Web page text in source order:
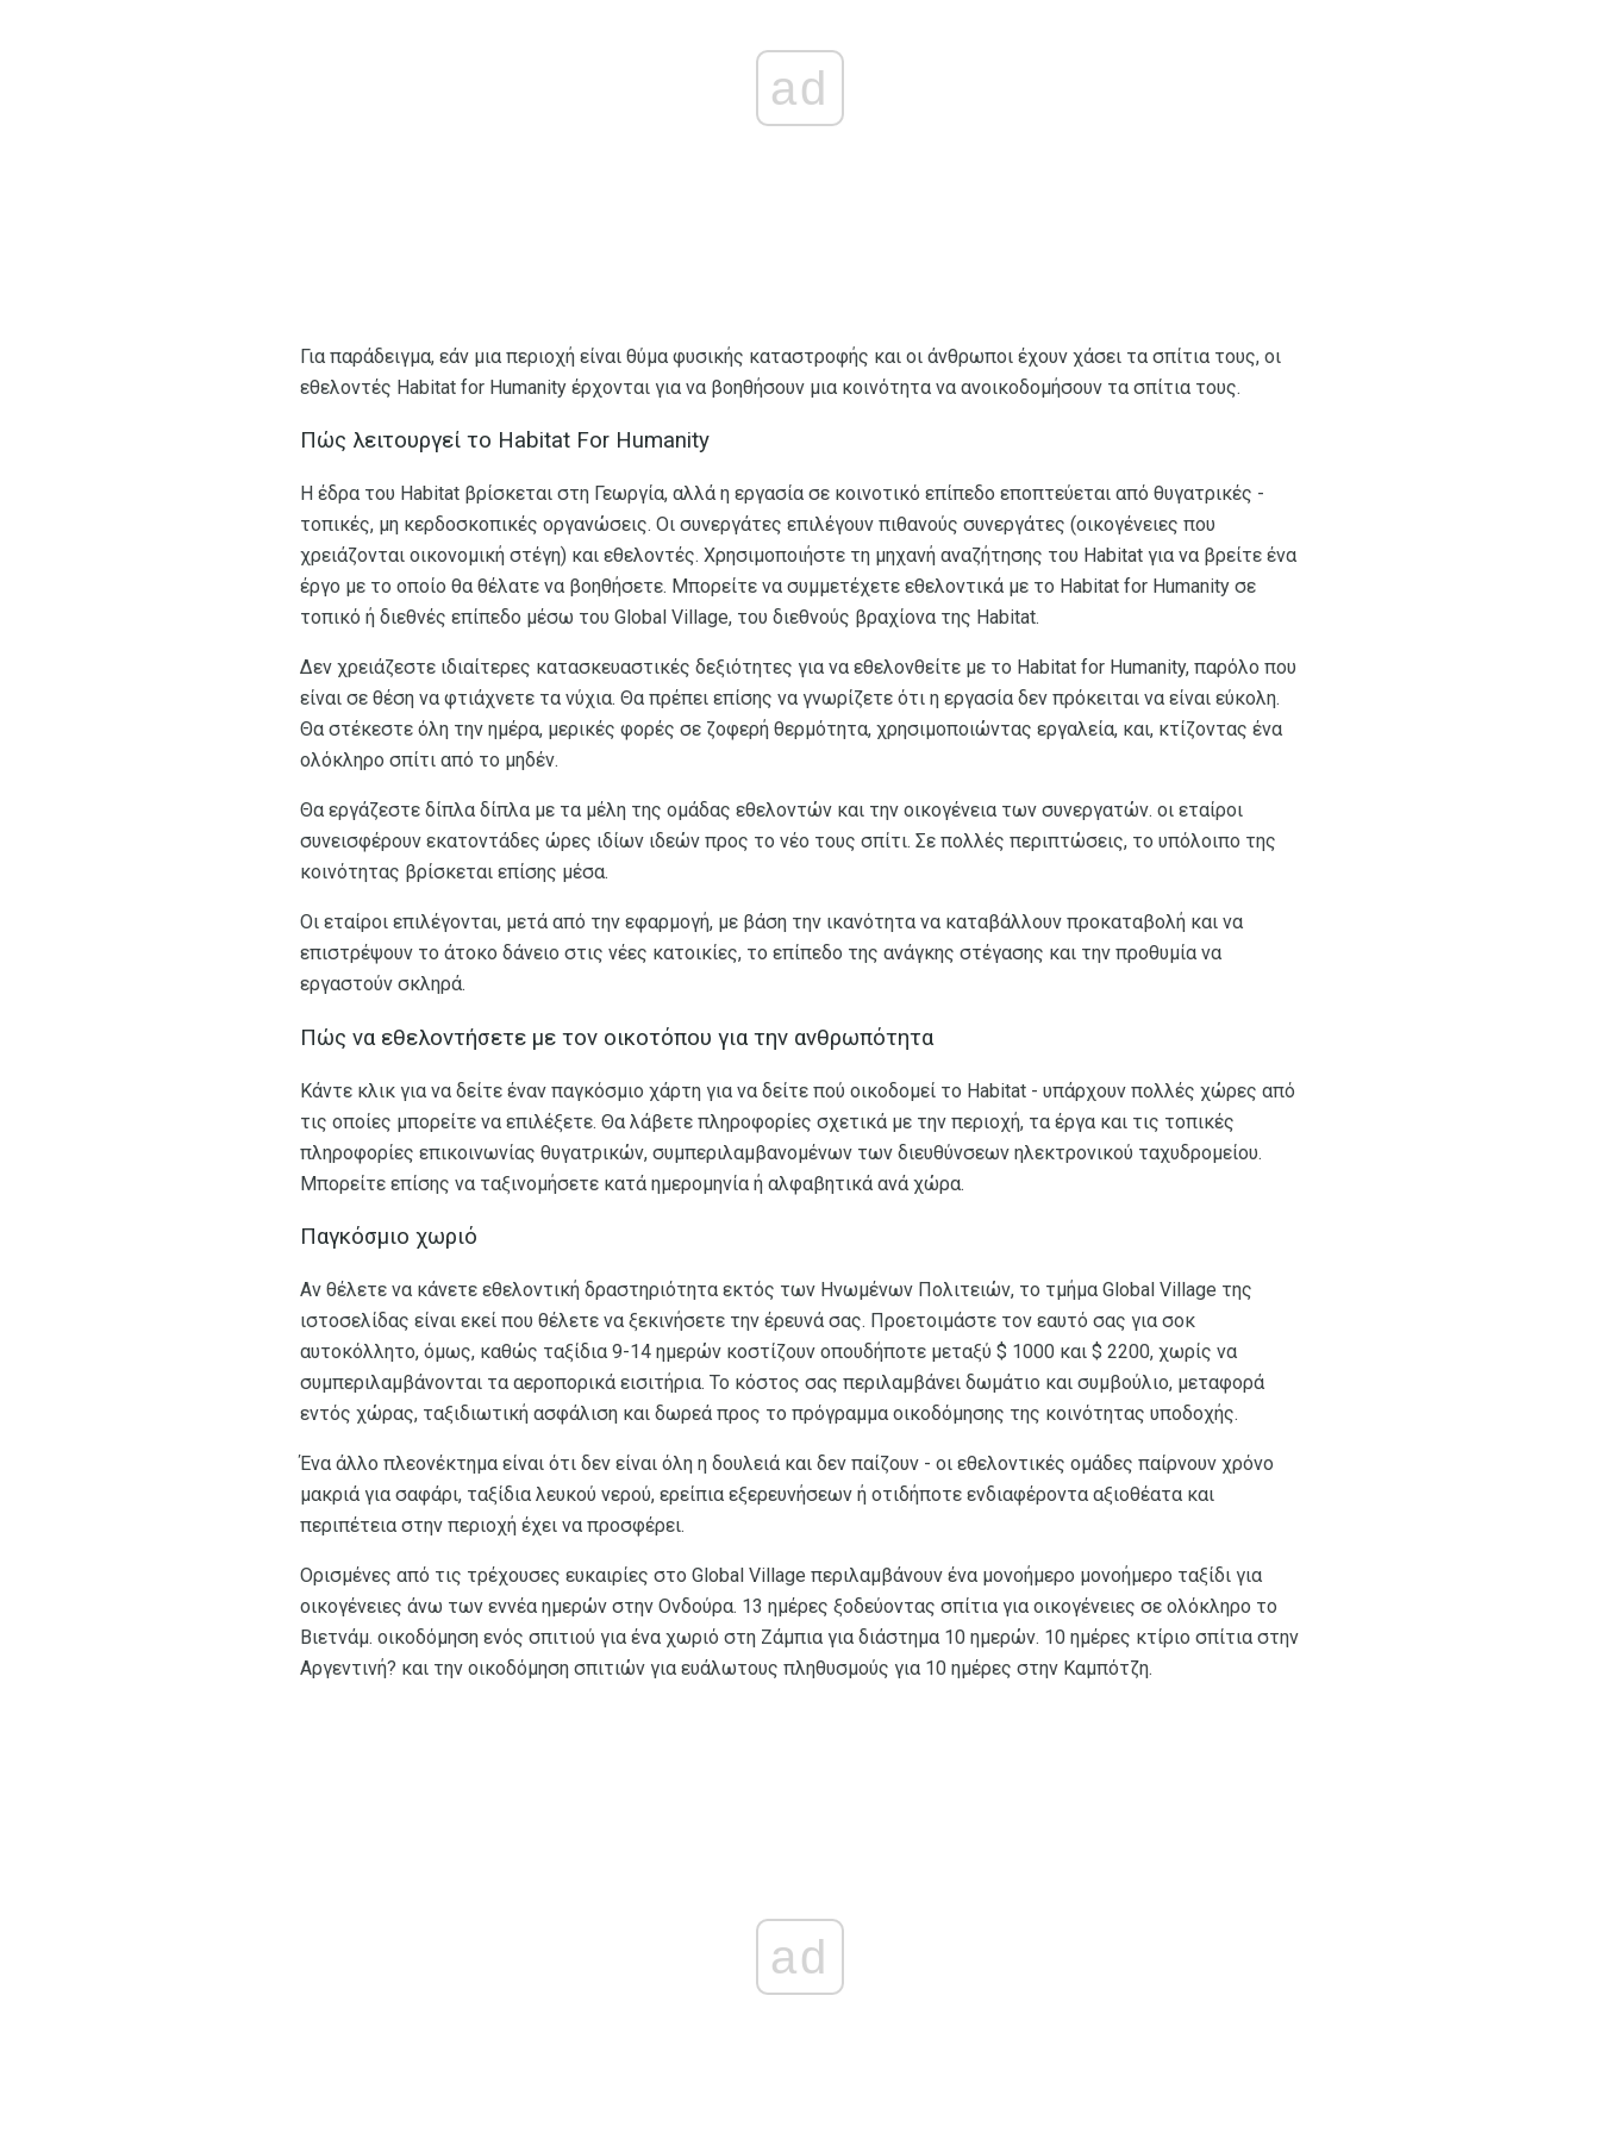
ad
Για παράδειγμα, εάν μια περιοχή είναι θύμα φυσικής καταστροφής και οι άνθρωποι έχουν χάσει τα σπίτια τους, οι
εθελοντές Habitat for Humanity έρχονται για να βοηθήσουν μια κοινότητα να ανοικοδομήσουν τα σπίτια τους.
Πώς λειτουργεί το Habitat For Humanity
Η έδρα του Habitat βρίσκεται στη Γεωργία, αλλά η εργασία σε κοινοτικό επίπεδο εποπτεύεται από θυγατρικές -
τοπικές, μη κερδοσκοπικές οργανώσεις. Οι συνεργάτες επιλέγουν πιθανούς συνεργάτες (οικογένειες που
χρειάζονται οικονομική στέγη) και εθελοντές. Χρησιμοποιήστε τη μηχανή αναζήτησης του Habitat για να βρείτε ένα
έργο με το οποίο θα θέλατε να βοηθήσετε. Μπορείτε να συμμετέχετε εθελοντικά με το Habitat for Humanity σε
τοπικό ή διεθνές επίπεδο μέσω του Global Village, του διεθνούς βραχίονα της Habitat.
Δεν χρειάζεστε ιδιαίτερες κατασκευαστικές δεξιότητες για να εθελονθείτε με το Habitat for Humanity, παρόλο που
είναι σε θέση να φτιάχνετε τα νύχια. Θα πρέπει επίσης να γνωρίζετε ότι η εργασία δεν πρόκειται να είναι εύκολη.
Θα στέκεστε όλη την ημέρα, μερικές φορές σε ζοφερή θερμότητα, χρησιμοποιώντας εργαλεία, και, κτίζοντας ένα
ολόκληρο σπίτι από το μηδέν.
Θα εργάζεστε δίπλα δίπλα με τα μέλη της ομάδας εθελοντών και την οικογένεια των συνεργατών. οι εταίροι
συνεισφέρουν εκατοντάδες ώρες ιδίων ιδεών προς το νέο τους σπίτι. Σε πολλές περιπτώσεις, το υπόλοιπο της
κοινότητας βρίσκεται επίσης μέσα.
Οι εταίροι επιλέγονται, μετά από την εφαρμογή, με βάση την ικανότητα να καταβάλλουν προκαταβολή και να
επιστρέψουν το άτοκο δάνειο στις νέες κατοικίες, το επίπεδο της ανάγκης στέγασης και την προθυμία να
εργαστούν σκληρά.
Πώς να εθελοντήσετε με τον οικοτόπου για την ανθρωπότητα
Κάντε κλικ για να δείτε έναν παγκόσμιο χάρτη για να δείτε πού οικοδομεί το Habitat - υπάρχουν πολλές χώρες από
τις οποίες μπορείτε να επιλέξετε. Θα λάβετε πληροφορίες σχετικά με την περιοχή, τα έργα και τις τοπικές
πληροφορίες επικοινωνίας θυγατρικών, συμπεριλαμβανομένων των διευθύνσεων ηλεκτρονικού ταχυδρομείου.
Μπορείτε επίσης να ταξινομήσετε κατά ημερομηνία ή αλφαβητικά ανά χώρα.
Παγκόσμιο χωριό
Αν θέλετε να κάνετε εθελοντική δραστηριότητα εκτός των Ηνωμένων Πολιτειών, το τμήμα Global Village της
ιστοσελίδας είναι εκεί που θέλετε να ξεκινήσετε την έρευνά σας. Προετοιμάστε τον εαυτό σας για σοκ
αυτοκόλλητο, όμως, καθώς ταξίδια 9-14 ημερών κοστίζουν οπουδήποτε μεταξύ $ 1000 και $ 2200, χωρίς να
συμπεριλαμβάνονται τα αεροπορικά εισιτήρια. Το κόστος σας περιλαμβάνει δωμάτιο και συμβούλιο, μεταφορά
εντός χώρας, ταξιδιωτική ασφάλιση και δωρεά προς το πρόγραμμα οικοδόμησης της κοινότητας υποδοχής.
Ένα άλλο πλεονέκτημα είναι ότι δεν είναι όλη η δουλειά και δεν παίζουν - οι εθελοντικές ομάδες παίρνουν χρόνο
μακριά για σαφάρι, ταξίδια λευκού νερού, ερείπια εξερευνήσεων ή οτιδήποτε ενδιαφέροντα αξιοθέατα και
περιπέτεια στην περιοχή έχει να προσφέρει.
Ορισμένες από τις τρέχουσες ευκαιρίες στο Global Village περιλαμβάνουν ένα μονοήμερο μονοήμερο ταξίδι για
οικογένειες άνω των εννέα ημερών στην Ονδούρα. 13 ημέρες ξοδεύοντας σπίτια για οικογένειες σε ολόκληρο το
Βιετνάμ. οικοδόμηση ενός σπιτιού για ένα χωριό στη Ζάμπια για διάστημα 10 ημερών. 10 ημέρες κτίριο σπίτια στην
Αργεντινή? και την οικοδόμηση σπιτιών για ευάλωτους πληθυσμούς για 10 ημέρες στην Καμπότζη.
ad